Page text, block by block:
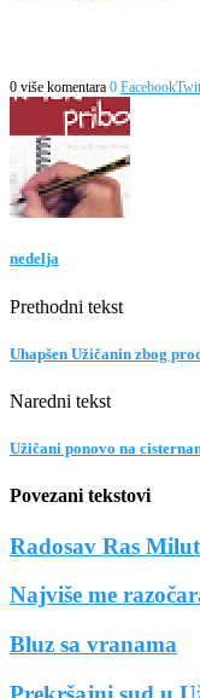
0 više komentara 0 Facebook
nedelja
Prethodni tekst
Uhapšen Užičanin zbog
Naredni tekst
Užičani ponovo na
Povezani tekstovi
Radosav Ras
Najviše me
Bluz sa vranama